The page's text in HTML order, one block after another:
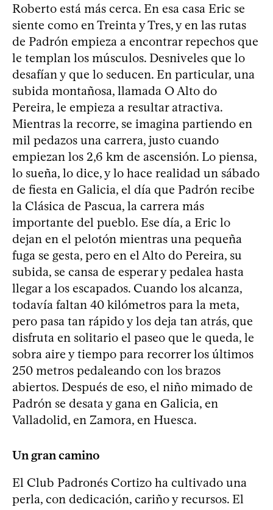
Roberto está más cerca. En esa casa Eric se
siente como en Treinta y Tres, y en las rutas
de Padrón empieza a encontrar repechos que
le templan los músculos. Desniveles que lo
desafían y que lo seducen. En particular, una
subida montañosa, llamada O Alto do
Pereira, le empieza a resultar atractiva.
Mientras la recorre, se imagina partiendo en
mil pedazos una carrera, justo cuando
empiezan los 2,6 km de ascensión. Lo piensa,
lo sueña, lo dice, y lo hace realidad un sábado
de fiesta en Galicia, el día que Padrón recibe
la Clásica de Pascua, la carrera más
importante del pueblo. Ese día, a Eric lo
dejan en el pelotón mientras una pequeña
fuga se gesta, pero en el Alto do Pereira, su
subida, se cansa de esperar y pedalea hasta
llegar a los escapados. Cuando los alcanza,
todavía faltan 40 kilómetros para la meta,
pero pasa tan rápido y los deja tan atrás, que
disfruta en solitario el paseo que le queda, le
sobra aire y tiempo para recorrer los últimos
250 metros pedaleando con los brazos
abiertos. Después de eso, el niño mimado de
Padrón se desata y gana en Galicia, en
Valladolid, en Zamora, en Huesca.
Un gran camino
El Club Padronés Cortizo ha cultivado una
perla, con dedicación, cariño y recursos. El